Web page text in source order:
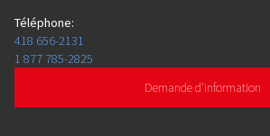
Téléphone:
418 656-2131
1 877 785-2825
Demande d'information